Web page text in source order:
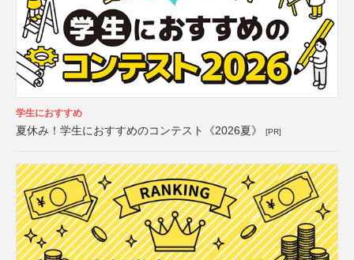
学生におすすめ
夏休み！学生におすすめのコンテスト《2026夏》 [PR]